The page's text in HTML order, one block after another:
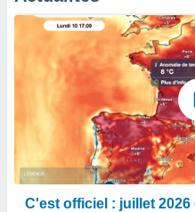
C'est officiel : juillet